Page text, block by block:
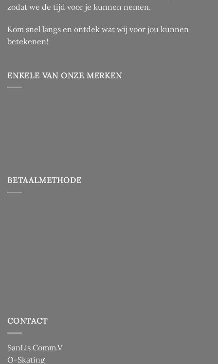
zodat we de tijd voor je kunnen nemen.
Kom snel langs en ontdek wat wij voor jou kunnen
betekenen!
ENKELE VAN ONZE MERKEN
BETAALMETHODE
CONTACT
SanLis Comm.V
O-Skating